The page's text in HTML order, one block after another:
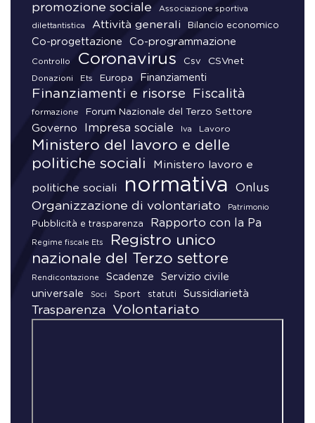
promozione sociale
Associazione sportiva
dilettantistica Attività generali Bilancio economico
Co-progettazione Co-programmazione
Controllo Coronavirus Csv CSVnet
Donazioni Ets Europa Finanziamenti
Finanziamenti e risorse Fiscalità
formazione Forum Nazionale del Terzo Settore
Governo Impresa sociale Iva Lavoro
Ministero del lavoro e delle
politiche sociali
Ministero lavoro e
politiche sociali normativa Onlus
Organizzazione di volontariato Patrimonio
Pubblicità e trasparenza Rapporto con la Pa
Regime fiscale Ets
Registro unico
nazionale del Terzo settore
Rendicontazione Scadenze
Servizio civile
universale
Soci Sport statuti Sussidiarietà
Trasparenza Volontariato